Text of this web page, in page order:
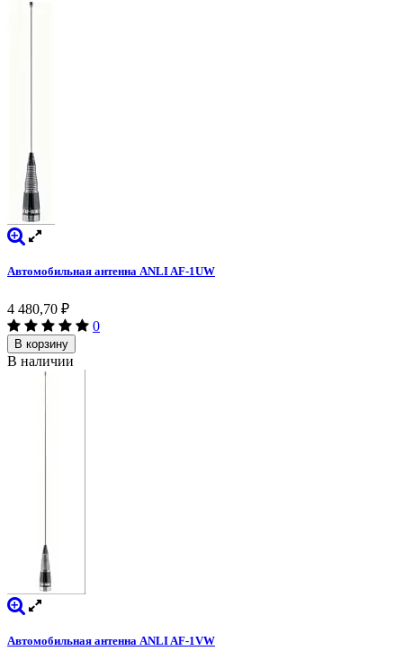
Автомобильная антенна ANLI AF-1UW
4 480,70 ₽
0
В корзину
В наличии
Автомобильная антенна ANLI AF-1VW